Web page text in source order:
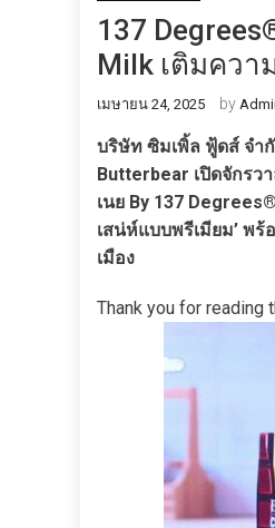
137
Milk เติมควา
เมษายน 24, 2025 by
บริษัท ซิมเพิ้ล ฟู้ดส์ จำ
Butterbear เปิดจักรว
เนย By 137
เสน่ห์แบบพรีเมียม’ พ
เมือง
Thank you for